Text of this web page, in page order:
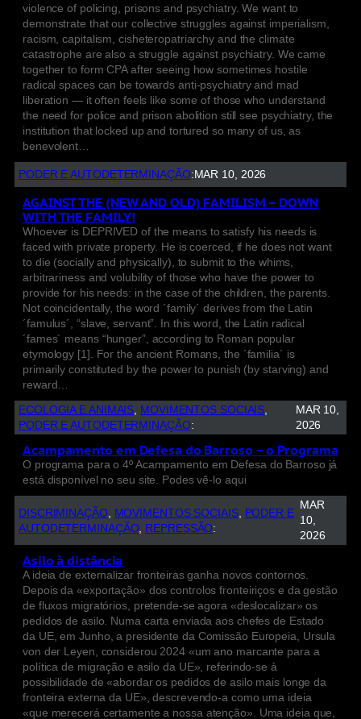
violence of policing, prisons and psychiatry. We want to
demonstrate that our collective struggles against imperialism,
racism, capitalism, cisheteropatriarchy and the climate
catastrophe are also a struggle against psychiatry. We came
together to form CPA after seeing how sometimes hostile
radical spaces can be towards anti-psychiatry and mad
liberation — it often feels like some of those who understand
the need for police and prison abolition still see psychiatry, the
institution that locked up and tortured so many of us, as
benevolent…
PODER E AUTODETERMINAÇÃO: MAR 10, 2026
AGAINST THE (NEW AND OLD) FAMILISM – DOWN
WITH THE FAMILY!
Whoever is DEPRIVED of the means to satisfy his needs is
faced with private property. He is coerced, if he does not want
to die (socially and physically), to submit to the whims,
arbitrariness and volubility of those who have the power to
provide for his needs: in the case of the children, the parents.
Not coincidentally, the word ´family´ derives from the Latin
´famulus´, “slave, servant”. In this word, the Latin radical
´fames´ means “hunger”, according to Roman popular
etymology [1]. For the ancient Romans, the ´familia´ is
primarily constituted by the power to punish (by starving) and
reward…
ECOLOGIA E ANIMAIS, MOVIMENTOS SOCIAIS
PODER E AUTODETERMINAÇÃO:
MAR 10,
2026
Acampamento em Defesa do Barroso – o Programa
O programa para o 4º Acampamento em Defesa do Barroso já
está disponível no seu site. Podes vê-lo aqui
DISCRIMINAÇÃO, MOVIMENTOS SOCIAIS, PODER E
AUTODETERMINAÇÃO, REPRESSÃO:
MAR
10,
2026
Asilo à distância
A ideia de externalizar fronteiras ganha novos contornos.
Depois da «exportação» dos controlos fronteiriços e da gestão
de fluxos migratórios, pretende-se agora «deslocalizar» os
pedidos de asilo. Numa carta enviada aos chefes de Estado
da UE, em Junho, a presidente da Comissão Europeia, Ursula
von der Leyen, considerou 2024 «um ano marcante para a
política de migração e asilo da UE», referindo-se à
possibilidade de «abordar os pedidos de asilo mais longe da
fronteira externa da UE», descrevendo-a como uma ideia
«que merecerá certamente a nossa atenção». Uma ideia que,